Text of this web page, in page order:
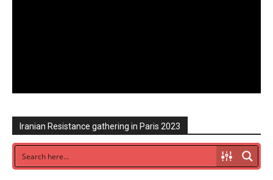
Iranian Resistance gathering in Paris 2023